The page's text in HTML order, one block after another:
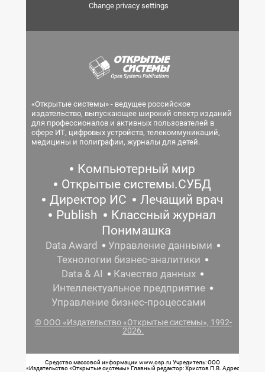
Change privacy settings
«Открытые системы» - ведущее российское
издательство, выпускающее широкий спектр изданий
для профессионалов и активных пользователей в
сфере ИТ, цифровых устройств, телекоммуникаций,
медицины и полиграфии, журналы для детей.
Компьютерный мир
Открытые системы.СУБД
Директор ИС
Лечащий врач
Publish
Классный журнал
Понимашка
Data Award
Управление данными
Технологии бизнес-аналитики
Data & AI
Качество данных
Интеллектуальное предприятие
Управление бизнес-процессами
© ООО «Издательство «Открытые системы», 1992-
2026.
Средство массовой информации www.osp.ru Учредитель: ООО
«Издательство «Открытые системы» Главный редактор: Христов П.В. Адрес